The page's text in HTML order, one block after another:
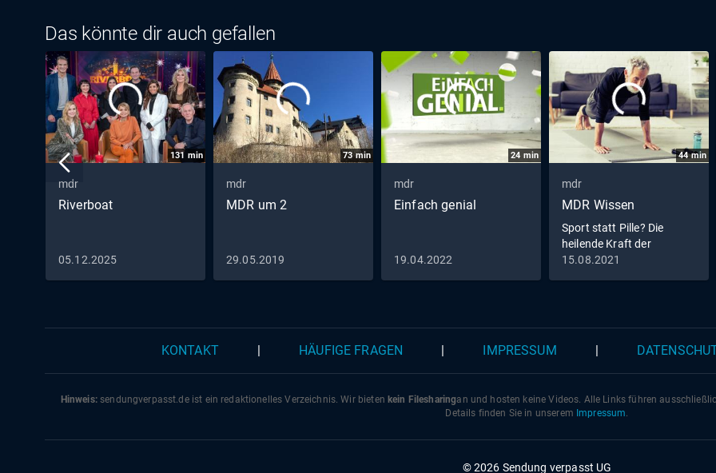
Das könnte dir auch gefallen
131 min
mdr
Riverboat
05.12.2025
73min
mdr
MDR um 2
29.05.2019
24 min
mdr
Einfach genial
19.04.2022
44min
mdr
MDR Wissen
Sport statt Pille? Die
heilende Kraft der
Bewegung
15.08.2021
KONTAKT HÄUFIGE FRAGEN IMPRESSUM
Hinweis:sendungverpasst.deist ein redaktionelles Verzeichnis. Wir bieten kein Filesharingan und hosten keine Videos. Alle Links führen
Details finden Sie in unserem Impressum.
© 2026 Sendung verpasst UG